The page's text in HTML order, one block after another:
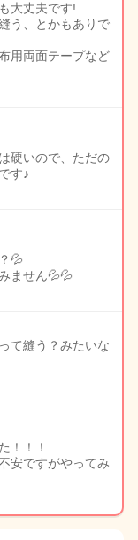
大丈夫です!
う、とかもありで
用両面テープなど
硬いので、ただの
す♪
💦
ません💦💦
て縫う？みたいな
！！！
安ですがやってみ